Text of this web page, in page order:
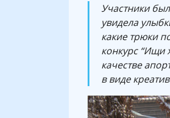
Участники
увидела
какие трюки
конкурс “Ищи
качестве
в виде